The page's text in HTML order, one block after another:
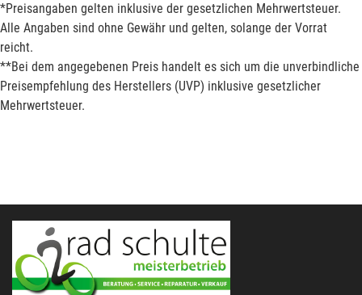
*Preisangaben gelten inklusive der gesetzlichen Mehrwertsteuer.
Alle Angaben sind ohne Gewähr und gelten, solange der Vorrat
reicht.
**Bei dem angegebenen Preis handelt es sich um die unverbindliche
Preisempfehlung des Herstellers (UVP) inklusive gesetzlicher
Mehrwertsteuer.